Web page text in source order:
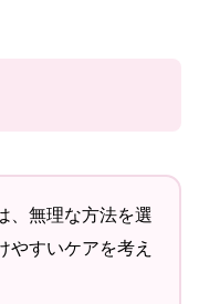
、無理な方法を選
やすいケアを考え